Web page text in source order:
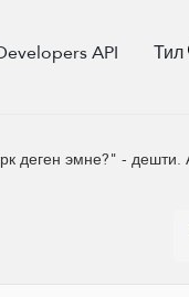
API Тил
деген эмне?" -